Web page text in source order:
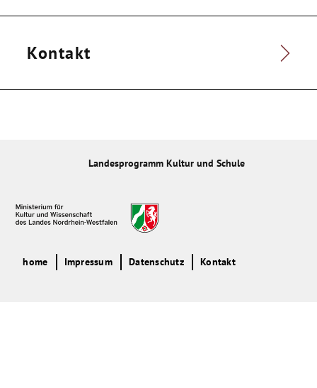
Kontakt
Landesprogramm Kultur und Schule
home Impressum Datenschutz Kontakt